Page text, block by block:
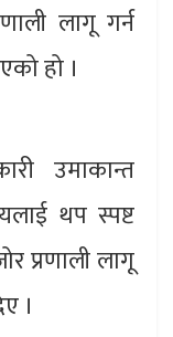
लागू गर्न
हो ।
उमाकान्त
थप स्पष्ट
प्रणाली लागू
।